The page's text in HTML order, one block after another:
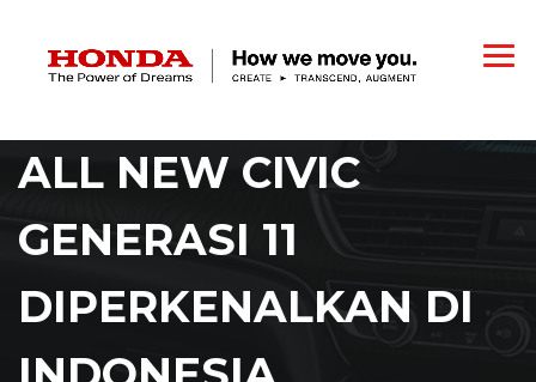
ALL NEW CIVIC
GENERASI 11
DIPERKENALKAN DI